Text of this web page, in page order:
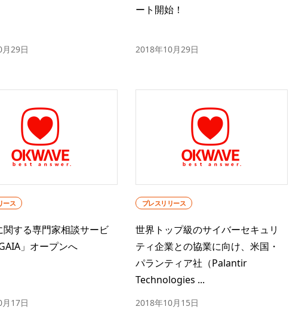
29日
ート開始！
2018年10月29日
ース
関する専門家相談サービ
」オープンへ
17日
プレスリリース
世界トップ級のサイバーセキュリ
ティ企業との協業に向け、米国・
パランティア社（Palantir
Technologies ...
2018年10月15日